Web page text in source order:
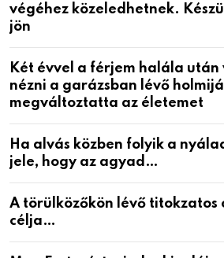
végéhez közeledhetnek.
jön
Két évvel a férjem halála
nézni a garázsban lévő
megváltoztatta az életemet
Ha alvás közben folyik a
jele, hogy az agyad…
A törülközőkön lévő titokzatos
célja…